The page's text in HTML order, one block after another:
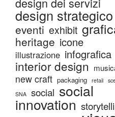
design strategico
eventi exhibit
heritage icone
illustrazione infografica
interior design
new craft packaging retail
SNA social social
innovation